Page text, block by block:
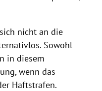
nicht an die
Sowohl
in diesem
, wenn das
Haftstrafen.